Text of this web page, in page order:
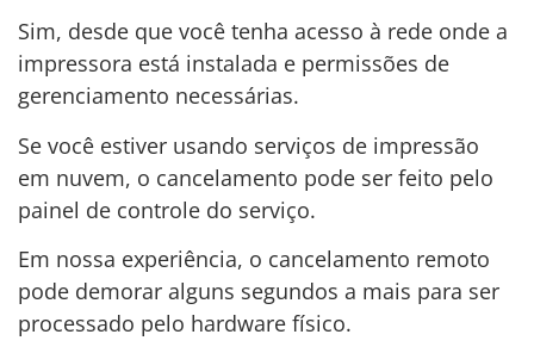
Sim, desde que você tenha acesso à rede onde a
impressora está instalada e permissões de
gerenciamento necessárias.
Se você estiver usando serviços de impressão
em nuvem, o cancelamento pode ser feito pelo
painel de controle do serviço.
Em nossa experiência, o cancelamento remoto
pode demorar alguns segundos a mais para ser
processado pelo hardware físico.